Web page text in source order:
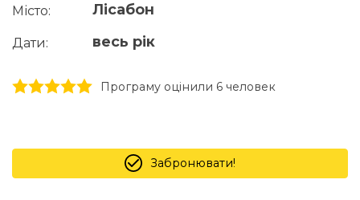
Місто: Лісабон
Дати: весь рік
5 stars
4 stars
3 stars
2 stars
1 stars Програму оцінили 6 человек
Забронювати!